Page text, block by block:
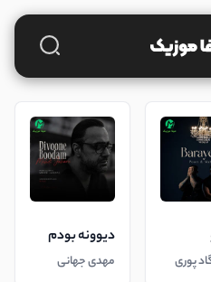
پوری
دیوونه بودم
مهدی جهانی